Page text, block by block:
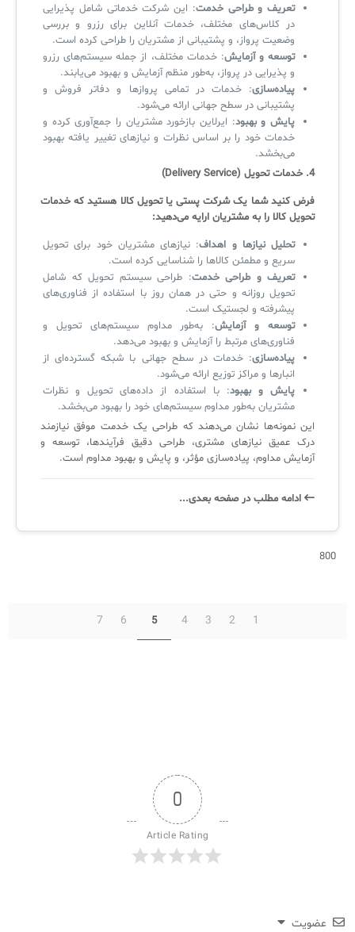
تعریف و طراحی خدمت: این شرکت خدماتی شامل پذیرایی
در کلاس‌های مختلف، خدمات آنلاین برای رزرو و بررسی
وضعیت پرواز، و پشتیبانی از مشتریان را طراحی کرده است.
توسعه و آزمایش: خدمات مختلف، از جمله سیستم‌های رزرو
و پذیرایی در پرواز، به‌طور منظم آزمایش و بهبود می‌یابند.
پیاده‌سازی: خدمات در تمامی پروازها و دفاتر فروش و
پشتیبانی در سطح جهانی ارائه می‌شود.
پایش و بهبود: ایرلاین بازخورد مشتریان را جمع‌آوری کرده و
خدمات خود را بر اساس نظرات و نیازهای تغییر یافته بهبود
می‌بخشد.
4. خدمات تحویل (Delivery Service)
فرض کنید شما یک شرکت پستی یا تحویل کالا هستید که خدمات
تحویل کالا را به مشتریان ارایه می‌دهید:
تحلیل نیازها و اهداف: نیازهای مشتریان خود برای تحویل
سریع و مطمئن کالاها را شناسایی کرده است.
تعریف و طراحی خدمت: طراحی سیستم تحویل که شامل
تحویل روزانه و حتی در همان روز با استفاده از فناوری‌های
پیشرفته و لجستیک است.
توسعه و آزمایش: به‌طور مداوم سیستم‌های تحویل و
فناوری‌های مرتبط را آزمایش و بهبود می‌دهد.
پیاده‌سازی: خدمات در سطح جهانی با شبکه گسترده‌ای از
انبارها و مراکز توزیع ارائه می‌شود.
پایش و بهبود: با استفاده از داده‌های تحویل و نظرات
مشتریان به‌طور مداوم سیستم‌های خود را بهبود می‌بخشد.
این نمونه‌ها نشان می‌دهند که طراحی یک خدمت موفق نیازمند
درک عمیق نیازهای مشتری، طراحی دقیق فرآیندها، توسعه و
آزمایش مداوم، پیاده‌سازی مؤثر، و پایش و بهبود مداوم است.
ادامه‌ مطلب در صفحه‌ بعدی...
800
1
2
3
4
5
6
7
0
Article Rating
عضویت